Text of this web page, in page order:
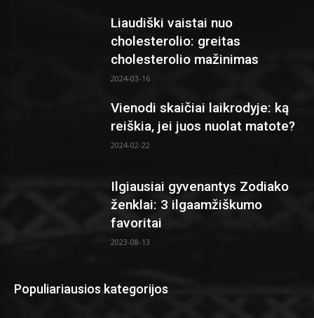
Liaudiški vaistai nuo
cholesterolio: greitas
cholesterolio mažinimas
2024-03-16
Vienodi skaičiai laikrodyje: ką
reiškia, jei juos nuolat matote?
2024-02-22
Ilgiausiai gyvenantys Zodiako
ženklai: 3 ilgaamžiškumo
favoritai
2023-08-13
Populiariausios kategorijos